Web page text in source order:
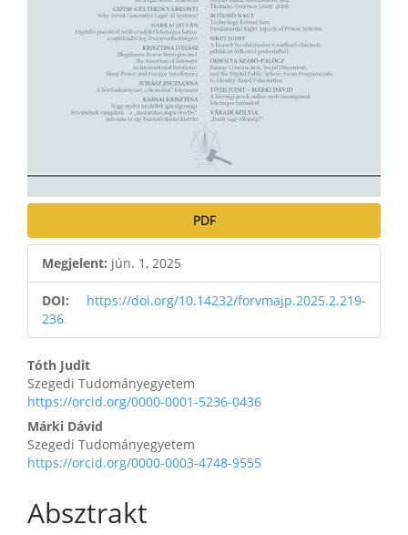
PDF
Megjelent: jún. 1, 2025
DOI:
https://doi.org/10.14232/forvmajp.2025.2.219-
236
Main
Article
Content
Tóth Judit
Szegedi Tudományegyetem
https://orcid.org/0000-0001-5236-0436
Márki Dávid
Szegedi Tudományegyetem
https://orcid.org/0000-0003-4748-9555
Absztrakt